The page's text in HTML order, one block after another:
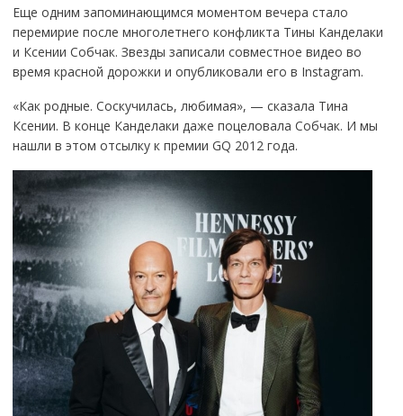
Еще одним запоминающимся моментом вечера стало
перемирие после многолетнего конфликта Тины Канделаки
и Ксении Собчак. Звезды записали совместное видео во
время красной дорожки и опубликовали его в Instagram.
«Как родные. Соскучилась, любимая», — сказала Тина
Ксении. В конце Канделаки даже поцеловала Собчак. И мы
нашли в этом отсылку к премии GQ 2012 года.